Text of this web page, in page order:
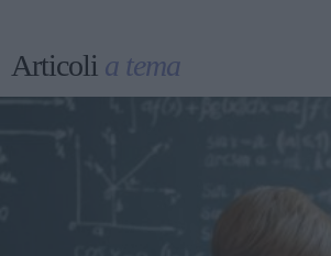
Articoli a tema